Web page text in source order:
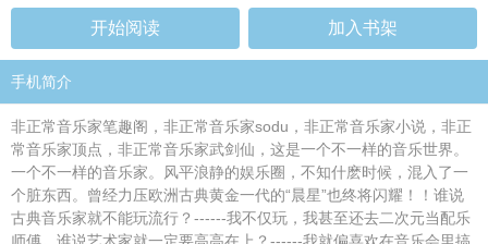
开始阅读 加入书架
手机简介
非正常音乐家笔趣阁，非正常音乐家sodu，非正常音乐家小说，非正
常音乐家顶点，非正常音乐家武剑仙，这是一个不一样的音乐世界。
一个不一样的音乐家。风平浪静的娱乐圈，不知什麽时候，混入了一
个脏东西。曾经力压欧洲古典黄金一代的“晨星”也终将闪耀！！谁说
古典音乐家就不能玩流行？------我不仅玩，我甚至还去二次元当配乐